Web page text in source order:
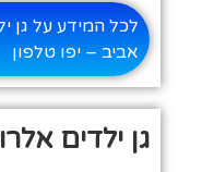
לכל המידע על גן
אביב – יפו טלפון
גן ילדים